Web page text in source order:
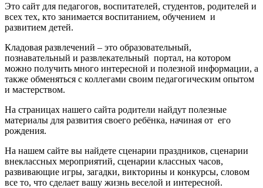
Это сайт для педагогов, воспитателей, студентов, родителей и
всех тех, кто занимается воспитанием, обучением и
развитием детей.
Кладовая развлечений – это образовательный,
познавательный и развлекательный портал, на котором
можно получить много интересной и полезной информации, а
также обменяться с коллегами своим педагогическим опытом
и мастерством.
На страницах нашего сайта родители найдут полезные
материалы для развития своего ребёнка, начиная от его
рождения.
На нашем сайте вы найдете сценарии праздников, сценарии
внеклассных мероприятий, сценарии классных часов,
развивающие игры, загадки, викторины и конкурсы, словом
все то, что сделает вашу жизнь веселой и интересной.